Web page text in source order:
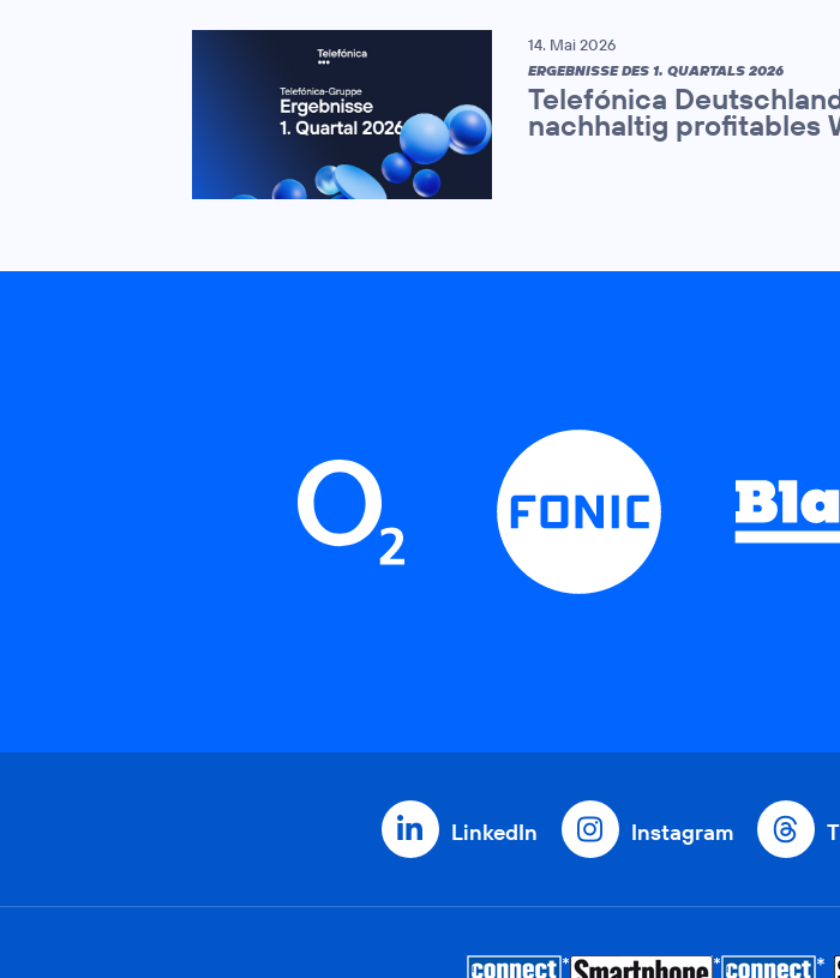
14. Mai 2026
ERGEBNISSE DES 1. QUARTALS 2026
Telefónica
nachhaltig profitables
LinkedIn Instagram